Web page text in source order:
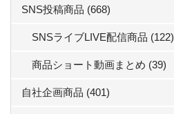
SNS投稿商品 (668)
SNSライブLIVE配信商品 (122)
商品ショート動画まとめ (39)
自社企画商品 (401)